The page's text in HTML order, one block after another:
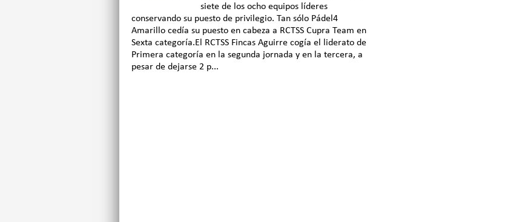
siete de los ocho equipos líderes
conservando su puesto de privilegio. Tan sólo Pádel4
Amarillo cedía su puesto en cabeza a RCTSS Cupra Team en
Sexta categoría.El RCTSS Fincas Aguirre cogía el liderato de
Primera categoría en la segunda jornada y en la tercera, a
pesar de dejarse 2 p...